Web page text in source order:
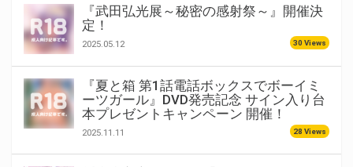
『武田弘光展～秘密の感射祭～』開催決
定！
2025.05.12 30 Views
『夏と箱 第1話電話ボックスでボーイミ
ーツガール』DVD発売記念 サイン入り台
本プレゼントキャンペーン 開催！
2025.11.11 28 Views